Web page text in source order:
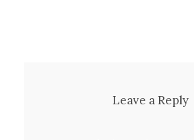
Leave a Reply